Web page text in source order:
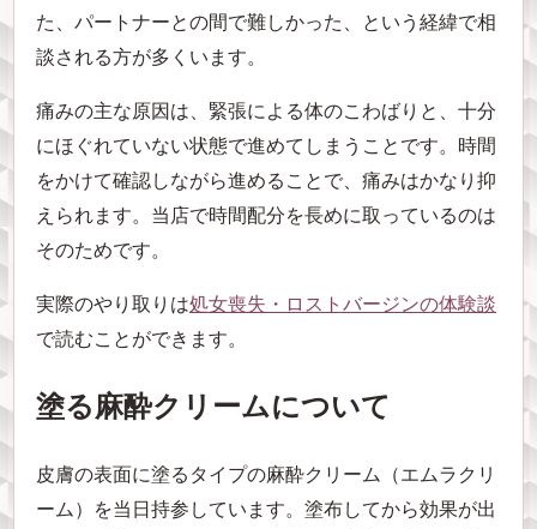
た、パートナーとの間で難しかった、という経緯で相
談される方が多くいます。
痛みの主な原因は、緊張による体のこわばりと、十分
にほぐれていない状態で進めてしまうことです。時間
をかけて確認しながら進めることで、痛みはかなり抑
えられます。当店で時間配分を長めに取っているのは
そのためです。
実際のやり取りは処女喪失・ロストバージンの体験談
で読むことができます。
塗る麻酔クリームについて
皮膚の表面に塗るタイプの麻酔クリーム（エムラクリ
ーム）を当日持参しています。塗布してから効果が出